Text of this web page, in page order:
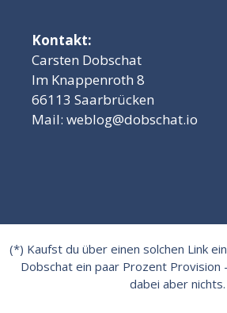
Kontakt:
Carsten Dobschat
Im Knappenroth 8
66113 Saarbrücken
Mail: weblog@dobschat.io
(*) Kaufst du über einen solchen Link
Dobschat ein paar Prozent Provision
dabei aber nichts.